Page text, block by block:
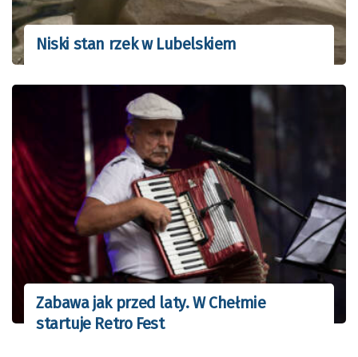
Niski stan rzek w Lubelskiem
Zabawa jak przed laty. W Chełmie
startuje Retro Fest